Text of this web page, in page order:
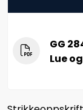
GG
Lue